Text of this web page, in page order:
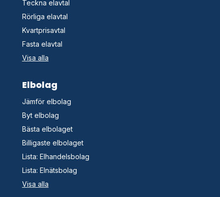
Teckna elavtal
Rörliga elavtal
Kvartprisavtal
Fasta elavtal
Visa alla
Elbolag
Jämför elbolag
Byt elbolag
Bästa elbolaget
Billigaste elbolaget
Lista: Elhandelsbolag
Lista: Elnätsbolag
Visa alla